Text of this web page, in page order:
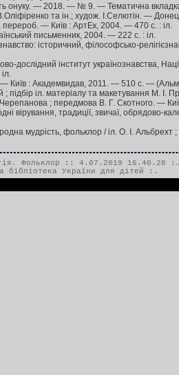
онуку. — 2018. — № 9. — Тематична
та ін.; худож. І.Селютін. —
— Київ : АртЕк, 2004. — 470 с. : іл.
письменник, 2004. — 222 с. : іл.
історичний, філософсько-
дослідний інститут українознавства,
— Київ : Академвидав, 2011. — 510 с. —
іл. матеріалу та макетування М. І.
; передмова В. Г. Скотного. —
вірування, традиції, звичаї,
мудрість, фольклор / іл. О. І.
Фольклор :: 4.07.2019 16.40.28 :.
бібліотека України для дітей :.